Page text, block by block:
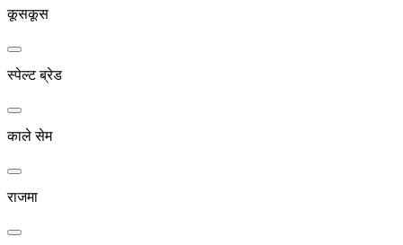
कूसकूस
स्पेल्ट ब्रेड
काले सेम
राजमा